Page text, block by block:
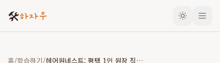
🛠️하자우
홈/학습하기/ 헤어원네스트: 평택 1인 원장 직접 시술로 경험하는 프라이빗 헤어 서비스